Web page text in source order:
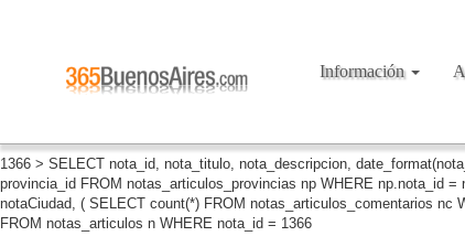
1366 > SELECT nota_id, nota_titulo, nota_descripcion,
provincia_id FROM notas_articulos_provincias np WHERE np.nota_id
notaCiudad, ( SELECT count(*) FROM notas_articulos_comentarios
FROM notas_articulos n WHERE nota_id = 1366
Información